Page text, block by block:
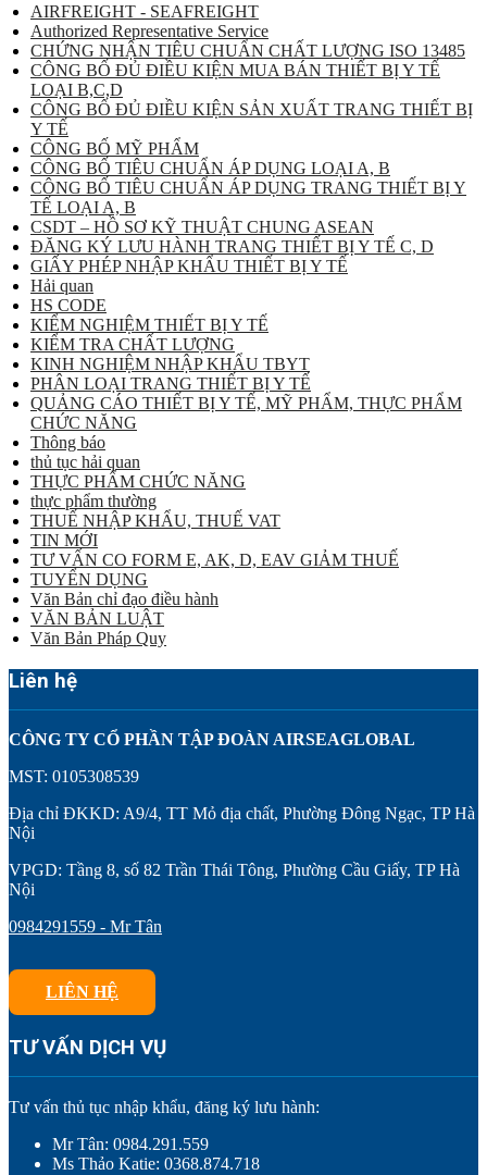
AIRFREIGHT - SEAFREIGHT
Authorized Representative Service
CHỨNG NHẬN TIÊU CHUẨN CHẤT LƯỢNG ISO 13485
CÔNG BỐ ĐỦ ĐIỀU KIỆN MUA BÁN THIẾT BỊ Y TẾ
LOẠI B,C,D
CÔNG BỐ ĐỦ ĐIỀU KIỆN SẢN XUẤT TRANG THIẾT BỊ
Y TẾ
CÔNG BỐ MỸ PHẨM
CÔNG BỐ TIÊU CHUẨN ÁP DỤNG LOẠI A, B
CÔNG BỐ TIÊU CHUẨN ÁP DỤNG TRANG THIẾT BỊ Y
TẾ LOẠI A, B
CSDT – HỒ SƠ KỸ THUẬT CHUNG ASEAN
ĐĂNG KÝ LƯU HÀNH TRANG THIẾT BỊ Y TẾ C, D
GIẤY PHÉP NHẬP KHẨU THIẾT BỊ Y TẾ
Hải quan
HS CODE
KIỂM NGHIỆM THIẾT BỊ Y TẾ
KIỂM TRA CHẤT LƯỢNG
KINH NGHIỆM NHẬP KHẨU TBYT
PHÂN LOẠI TRANG THIẾT BỊ Y TẾ
QUẢNG CÁO THIẾT BỊ Y TẾ, MỸ PHẨM, THỰC PHẨM
CHỨC NĂNG
Thông báo
thủ tục hải quan
THỰC PHẨM CHỨC NĂNG
thực phẩm thường
THUẾ NHẬP KHẨU, THUẾ VAT
TIN MỚI
TƯ VẤN CO FORM E, AK, D, EAV GIẢM THUẾ
TUYỂN DỤNG
Văn Bản chỉ đạo điều hành
VĂN BẢN LUẬT
Văn Bản Pháp Quy
Liên hệ
CÔNG TY CỔ PHẦN TẬP ĐOÀN AIRSEAGLOBAL
MST: 0105308539
Địa chỉ ĐKKD: A9/4, TT Mỏ địa chất, Phường Đông Ngạc, TP Hà
Nội
VPGD: Tầng 8, số 82 Trần Thái Tông, Phường Cầu Giấy, TP Hà
Nội
0984291559 - Mr Tân
LIÊN HỆ
TƯ VẤN DỊCH VỤ
Tư vấn thủ tục nhập khẩu, đăng ký lưu hành:
Mr Tân: 0984.291.559
Ms Thảo Katie: 0368.874.718